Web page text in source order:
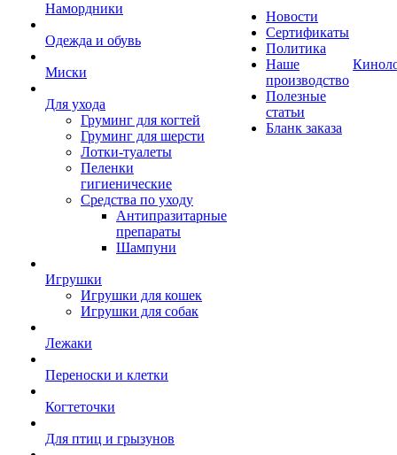
Намордники
Одежда и обувь
Миски
Для ухода
Груминг для когтей
Груминг для шерсти
Лотки-туалеты
Пеленки
гигиенические
Средства по уходу
Антипразитарные
препараты
Шампуни
Игрушки
Игрушки для кошек
Игрушки для собак
Лежаки
Переноски и клетки
Когтеточки
Для птиц и грызунов
Новости
Сертификаты
Политика
Наше
производство
Полезные
статьи
Бланк заказа